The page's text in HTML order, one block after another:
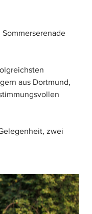
aus Dortmund,
zwei